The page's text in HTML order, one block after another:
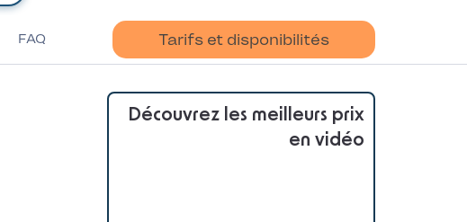
FAQ Tarifs et disponibilités
Découvrez les meilleurs prix
en vidéo